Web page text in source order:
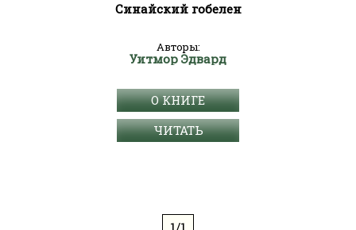
Синайский гобелен
Авторы:
Уитмор Эдвард
О КНИГЕ
ЧИТАТЬ